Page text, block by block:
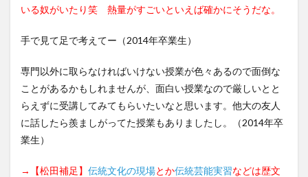
いる奴がいたり笑 熱量がすごいといえば確かにそうだな。
手で見て足で考えてー（2014年卒業生）
専門以外に取らなければいけない授業が色々あるので面倒な
ことがあるかもしれませんが、面白い授業なので厳しいとと
らえずに受講してみてもらいたいなと思います。他大の友人
に話したら羨ましがってた授業もありましたし。（2014年卒
業生）
→【松田補足】 伝統文化の現場とか伝統芸能実習などは歴文